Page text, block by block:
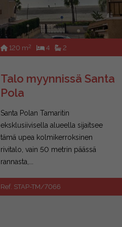
120 m2 4 2
Talo myynnissä Santa
Pola
Santa Polan Tamaritin
eksklusiivisella alueella sijaitsee
tämä upea kolmikerroksinen
rivitalo, vain 50 metrin päässä
rannasta,...
Ref. STAP-TM/7066